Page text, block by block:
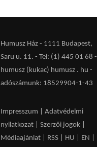
Humusz Ház - 1111 Budapest,
Saru u. 11. - Tel: (1) 445 01 68 -
humusz (kukac) humusz . hu -
adószámunk: 18529904-1-43
Impresszum
Adatvédelmi
nyilatkozat
Szerzői jogok
Médiaajánlat
RSS HU EN